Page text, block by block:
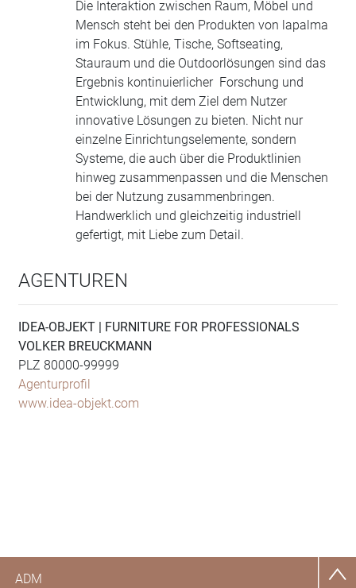
Die Interaktion zwischen Raum, Möbel und
Mensch steht bei den Produkten von lapalma
im Fokus. Stühle, Tische, Softseating,
Stauraum und die Outdoorlösungen sind das
Ergebnis kontinuierlicher Forschung und
Entwicklung, mit dem Ziel dem Nutzer
innovative Lösungen zu bieten. Nicht nur
einzelne Einrichtungselemente, sondern
Systeme, die auch über die Produktlinien
hinweg zusammenpassen und die Menschen
bei der Nutzung zusammenbringen.
Handwerklich und gleichzeitig industriell
gefertigt, mit Liebe zum Detail.
AGENTUREN
IDEA-OBJEKT | FURNITURE FOR PROFESSIONALS
VOLKER BREUCKMANN
PLZ 80000-99999
Agenturprofil
www.idea-objekt.com
ADM